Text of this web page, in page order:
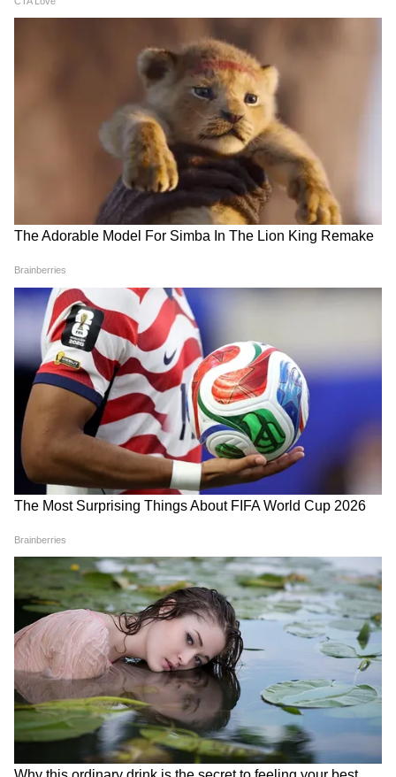
सवालों के साथ छोड़ दें, तो ‘बंदर’ जरूर देखें। लेकिन अगर
आपको साफ-सुथरा एंडिंग वाला कमर्शियल ड्रामा चाहिए,
तो यह फिल्म आपके लिए नहीं है। हमारी ओर से इस
फिल्म को 5 में से 3.5 स्टार।